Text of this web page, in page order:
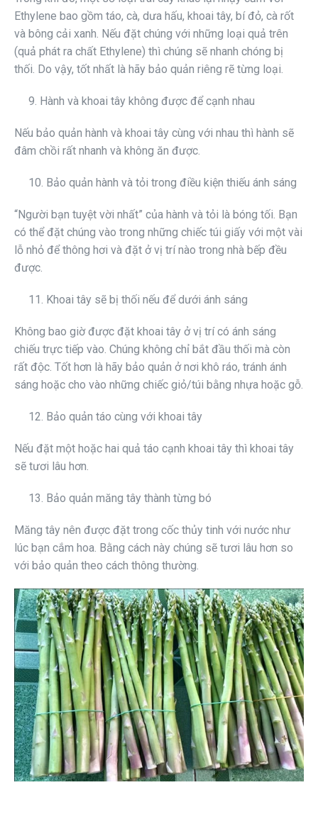
Ethylene bao gồm táo, cà, dưa hấu, khoai tây, bí đỏ, cà rốt
và bông cải xanh. Nếu đặt chúng với những loại quả trên
(quả phát ra chất Ethylene) thì chúng sẽ nhanh chóng bị
thối. Do vậy, tốt nhất là hãy bảo quản riêng rẽ từng loại.
9. Hành và khoai tây không được để cạnh nhau
Nếu bảo quản hành và khoai tây cùng với nhau thì hành sẽ
đâm chồi rất nhanh và không ăn được.
10. Bảo quản hành và tỏi trong điều kiện thiếu ánh sáng
“Người bạn tuyệt vời nhất” của hành và tỏi là bóng tối. Bạn
có thể đặt chúng vào trong những chiếc túi giấy với một vài
lỗ nhỏ để thông hơi và đặt ở vị trí nào trong nhà bếp đều
được.
11. Khoai tây sẽ bị thối nếu để dưới ánh sáng
Không bao giờ được đặt khoai tây ở vị trí có ánh sáng
chiếu trực tiếp vào. Chúng không chỉ bắt đầu thối mà còn
rất độc. Tốt hơn là hãy bảo quản ở nơi khô ráo, tránh ánh
sáng hoặc cho vào những chiếc giỏ/túi bằng nhựa hoặc gỗ.
12. Bảo quản táo cùng với khoai tây
Nếu đặt một hoặc hai quả táo cạnh khoai tây thì khoai tây
sẽ tươi lâu hơn.
13. Bảo quản măng tây thành từng bó
Măng tây nên được đặt trong cốc thủy tinh với nước như
lúc bạn cắm hoa. Bằng cách này chúng sẽ tươi lâu hơn so
với bảo quản theo cách thông thường.